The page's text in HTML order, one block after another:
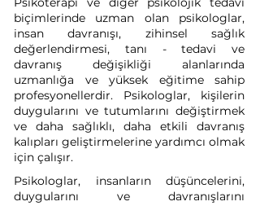
biçimlerinde uzman olan psikologlar,
insan davranışı, zihinsel sağlık
değerlendirmesi, tanı - tedavi ve
davranış değişikliği alanlarında
uzmanlığa ve yüksek eğitime sahip
profesyonellerdir. Psikologlar, kişilerin
duygularını ve tutumlarını değiştirmek
ve daha sağlıklı, daha etkili davranış
kalıpları geliştirmelerine yardımcı olmak
için çalışır.
Psikologlar, insanların düşüncelerini,
duygularını ve davranışlarını